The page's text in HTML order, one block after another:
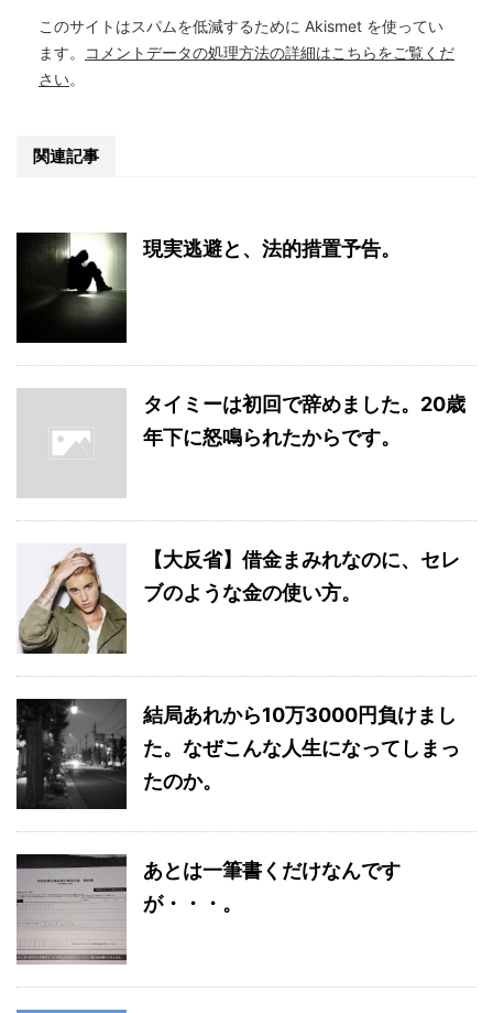
このサイトはスパムを低減するために Akismet を使ってい
ます。
コメントデータの処理方法の詳細はこちらをご覧くだ
さい。
関連記事
現実逃避と、法的措置予告。
タイミーは初回で辞めました。20歳
年下に怒鳴られたからです。
【大反省】借金まみれなのに、セレ
ブのような金の使い方。
結局あれから10万3000円負けまし
た。なぜこんな人生になってしまっ
たのか。
あとは一筆書くだけなんです
が・・・。